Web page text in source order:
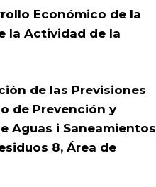
Económico de la
la Actividad de la
de las Previsiones
de Prevención y
Aguas i Saneamientos
8, Área de